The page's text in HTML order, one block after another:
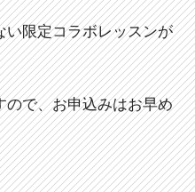
い限定コラボレッスンが
ので、お申込みはお早め